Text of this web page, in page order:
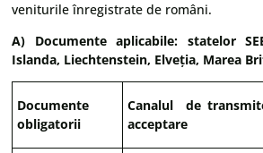
veniturile înregistrate de români.
A) Documente aplicabile: statelor
Islanda, Liechtenstein, Elveția, Marea
Documente
obligatorii
Canalul de
acceptare